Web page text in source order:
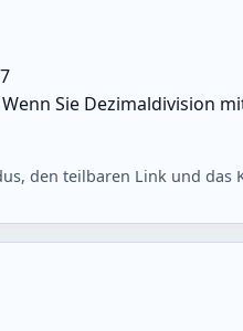
Sie Dezimaldivision
den teilbaren Link und das